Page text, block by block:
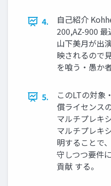
4.
自己紹介
200,AZ-900
山下美月が出
映されるので
を喰う・愚か
5.
このLTの対象
償ライセンス
マルチプレキ
マルチプレキ
明することで
守しつつ要件
貢献 する。